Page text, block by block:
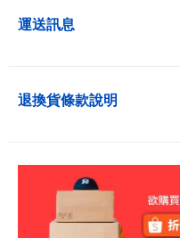
運送訊息
退換貨條款說明